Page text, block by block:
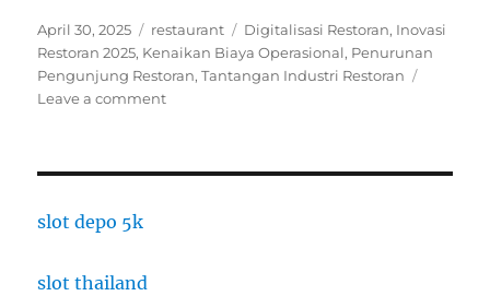
Posted
on
April 30, 2025 Categories
restaurant Tags
Digitalisasi Restoran, Inovasi
Restoran 2025, Kenaikan Biaya Operasional, Penurunan
Pengunjung Restoran,Tantangan Industri Restoran
Leave a commenton
slot depo 5k
slot thailand